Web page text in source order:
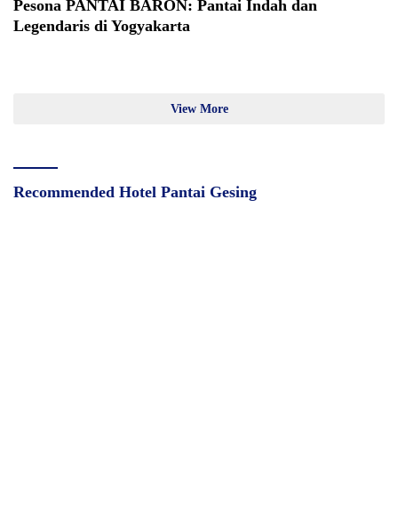
Pesona PANTAI BARON: Pantai Indah dan
Legendaris di Yogyakarta
View More
Recommended Hotel Pantai Gesing